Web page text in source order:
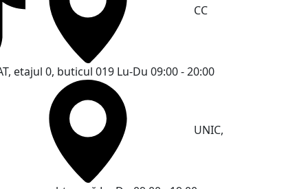
CC
etajul 0, buticul 019 Lu-Du 09:00 - 20:00
UNIC,